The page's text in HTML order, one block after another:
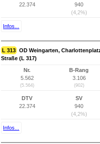
22.374
940
(4,2%)
Infos...
L 313 OD Weingarten,
Straße (L 317)
Nr.
5.562
(5.564)
B-Rang
3.106
(902)
DTV
22.374
SV
940
(4,2%)
Infos...